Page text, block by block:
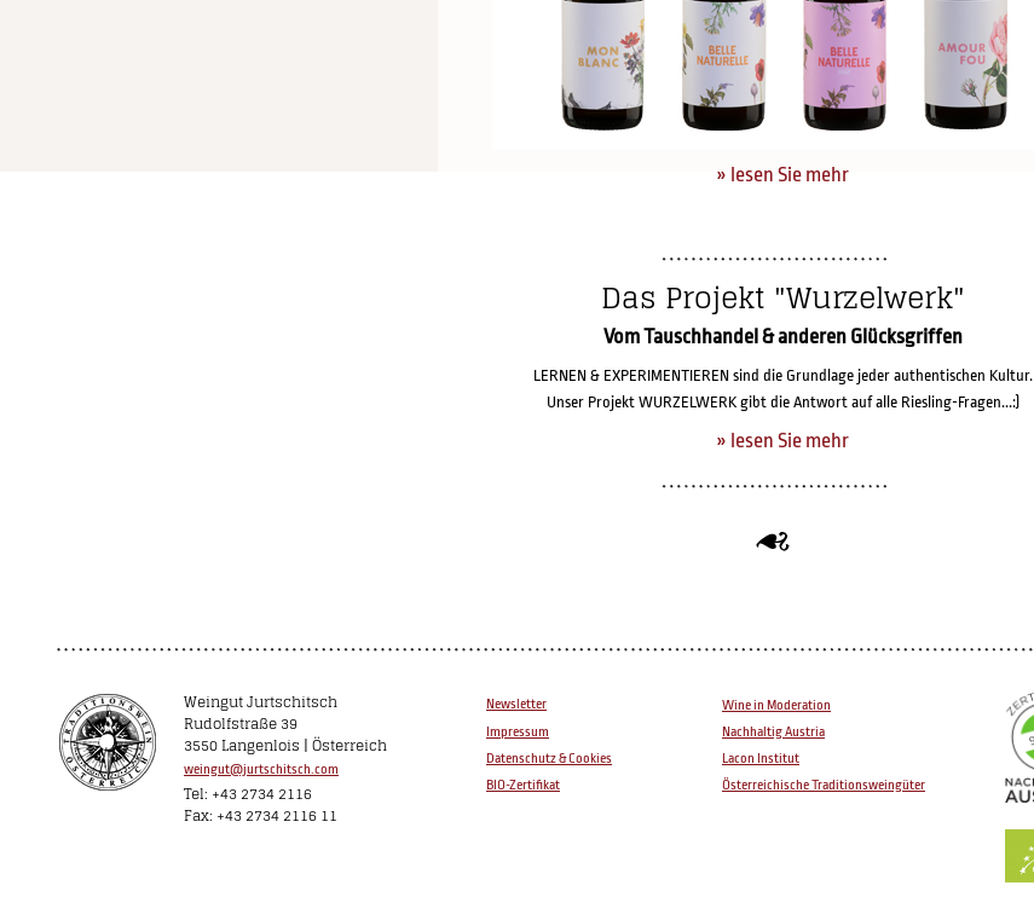
» lesen Sie mehr
Das Projekt "Wurzelwerk"
Vom Tauschhandel & anderen Glücksgriffen
LERNEN & EXPERIMENTIEREN sind die Grundlage jeder authentischen Kultur.
Unser Projekt WURZELWERK gibt die Antwort auf alle Riesling-Fragen...:)
» lesen Sie mehr
Weingut Jurtschitsch
Rudolfstraße 39
3550 Langenlois | Österreich
weingut@jurtschitsch.com
Tel: +43 2734 2116
Fax: +43 2734 2116 11
Newsletter
Impressum
Datenschutz & Cookies
BIO-Zertifikat
Wine in Moderation
Nachhaltig Austria
Lacon Institut
Österreichische Traditionsweingüter